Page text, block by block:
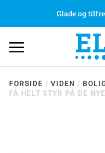
Glade og
FORSIDE / VIDEN /
FÅ HELT STYR PÅ DE